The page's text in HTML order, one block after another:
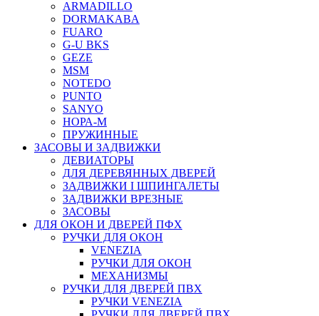
ARMADILLO
DORMAKABA
FUARO
G-U BKS
GEZE
MSM
NOTEDO
PUNTO
SANYO
НОРА-М
ПРУЖИННЫЕ
ЗАСОВЫ И ЗАДВИЖКИ
ДЕВИАТОРЫ
ДЛЯ ДЕРЕВЯННЫХ ДВЕРЕЙ
ЗАДВИЖКИ I ШПИНГАЛЕТЫ
ЗАДВИЖКИ ВРЕЗНЫЕ
ЗАСОВЫ
ДЛЯ ОКОН И ДВЕРЕЙ ПФХ
РУЧКИ ДЛЯ ОКОН
VENEZIA
РУЧКИ ДЛЯ ОКОН
МЕХАНИЗМЫ
РУЧКИ ДЛЯ ДВЕРЕЙ ПВХ
РУЧКИ VENEZIA